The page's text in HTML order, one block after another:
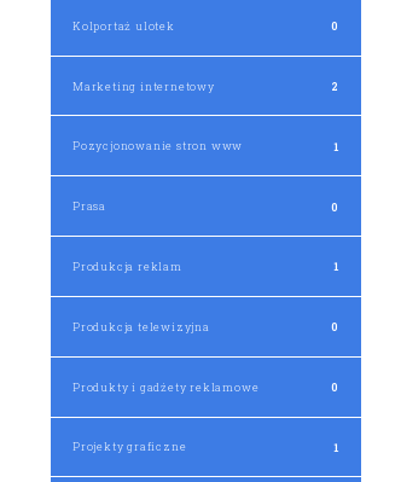
Kolportaż ulotek 0
Marketing internetowy 2
Pozycjonowanie stron www 1
Prasa 0
Produkcja reklam 1
Produkcja telewizyjna 0
Produkty i gadżety reklamowe 0
Projekty graficzne 1